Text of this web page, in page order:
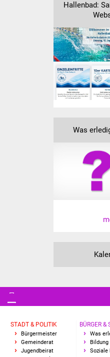
Hallenbad:
Was
STADT & POLITIK
Bürgermeister
Gemeinderat
Jugendbeirat
BÜRGER &
Was
Bildung
Soziale